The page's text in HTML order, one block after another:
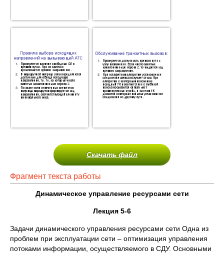
Скачать файл
Фрагмент текста работы
Динамическое управление ресурсами сети
Лекция 5-6
Задачи динамического управления ресурсами сети Одна из
проблем при эксплуатации сети – оптимизация управления
потоками информации, осуществляемого в СДУ. Основными